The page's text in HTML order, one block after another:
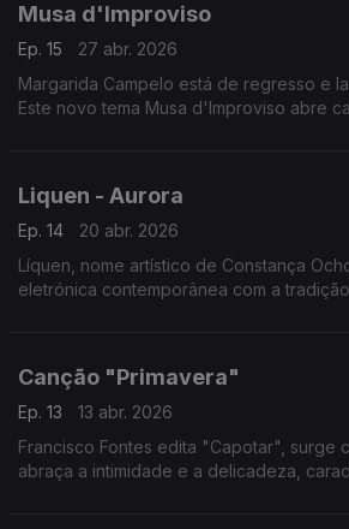
Musa d'Improviso
Ep. 15
27 abr. 2026
Margarida Campelo está de regresso e
Este novo tema Musa d'Improviso abre
Liquen - Aurora
Ep. 14
20 abr. 2026
Líquen, nome artístico de Constança
eletrónica contemporânea com a
Canção "Primavera"
Ep. 13
13 abr. 2026
Francisco Fontes edita "Capotar", surge
abraça a intimidade e a delicadeza,